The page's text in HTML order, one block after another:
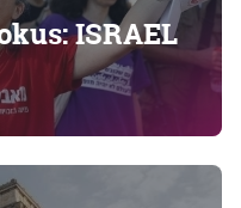
ISRAEL